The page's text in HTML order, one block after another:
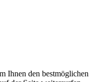
Ihnen den bestmöglichen